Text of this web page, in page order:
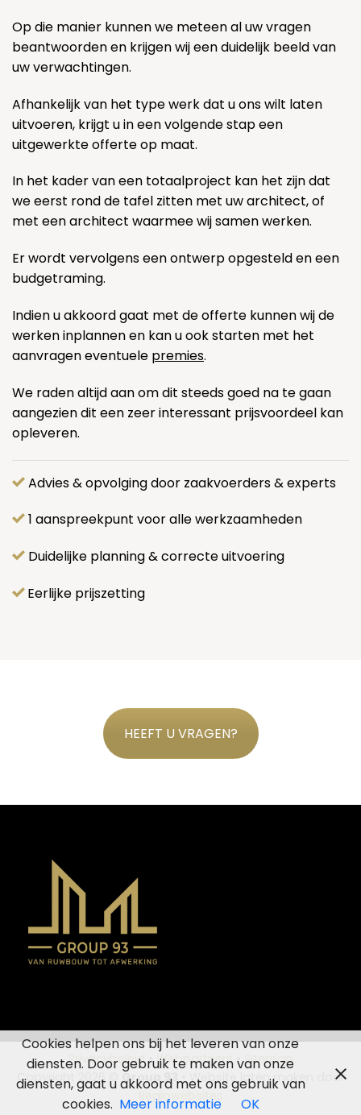
Op die manier kunnen we meteen al uw vragen
beantwoorden en krijgen wij een duidelijk beeld van
uw verwachtingen.
Afhankelijk van het type werk dat u ons wilt laten
uitvoeren, krijgt u in een volgende stap een
uitgewerkte offerte op maat.
In het kader van een totaalproject kan het zijn dat
we eerst rond de tafel zitten met uw architect, of
met een architect waarmee wij samen werken.
Er wordt vervolgens een ontwerp opgesteld en een
budgetraming.
Indien u akkoord gaat met de offerte kunnen wij de
werken inplannen en kan u ook starten met het
aanvragen eventuele premies.
We raden altijd aan om dit steeds goed na te gaan
aangezien dit een zeer interessant prijsvoordeel kan
opleveren.
Advies & opvolging door zaakvoerders & experts
1 aanspreekpunt voor alle werkzaamheden
Duidelijke planning & correcte uitvoering
Eerlijke prijszetting
HEEFT U VRAGEN?
Privacybeleid•Webpartners•Sitemap
Copyright 2026 ©
Group 93
• Website laten maken door
Regiowebsites
Cookies helpen ons bij het leveren van onze
diensten. Door gebruik te maken van onze
diensten, gaat u akkoord met ons gebruik van
cookies. Meer informatie OK